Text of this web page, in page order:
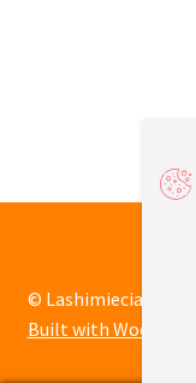
© Lashimiecia 2026
Built with